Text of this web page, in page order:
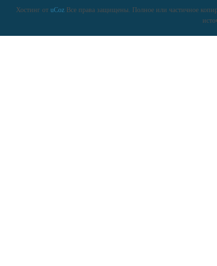
Хостинг от uCozВсе права защищены. Полное или частичное